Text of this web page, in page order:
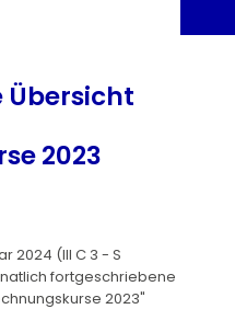
2023
2024 (III C 3 - S
fortgeschriebene
2023"